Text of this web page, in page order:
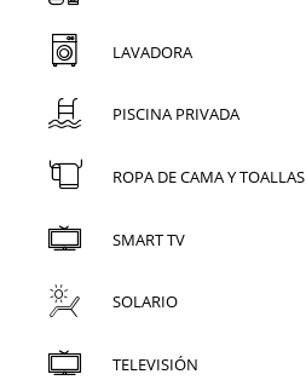
LAVADORA
PISCINA PRIVADA
ROPA DE CAMA Y TOALLAS
SMART TV
SOLARIO
TELEVISIÓN